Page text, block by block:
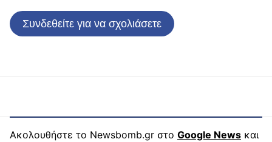
Συνδεθείτε για να σχολιάσετε
Ακολουθήστε το Newsbomb.gr στο Google News και